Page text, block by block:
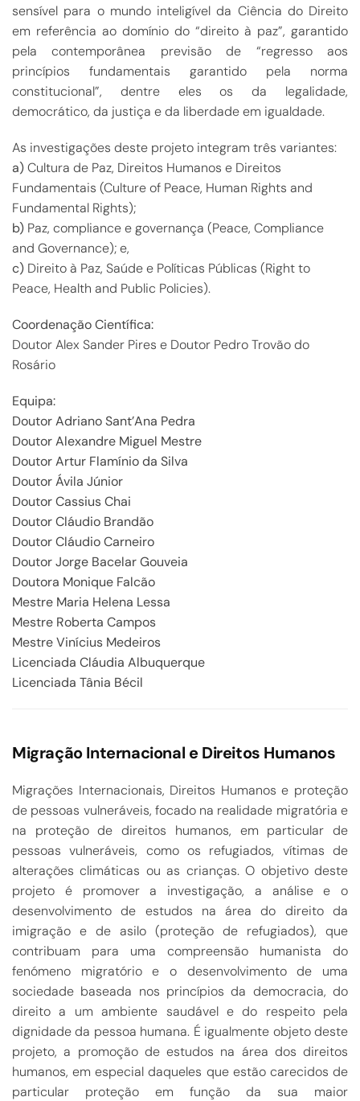
sensível para o mundo inteligível da Ciência do Direito
em referência ao domínio do “direito à paz”, garantido
pela contemporânea previsão de “regresso aos
princípios fundamentais garantido pela norma
constitucional”, dentre eles os da legalidade,
democrático, da justiça e da liberdade em igualdade.
As investigações deste projeto integram três variantes:
a)Cultura de Paz, Direitos Humanos e Direitos
Fundamentais (Culture of Peace, Human Rights and
Fundamental Rights);
b) Paz, compliance e governança (Peace, Compliance
and Governance); e,
c) Direito à Paz, Saúde e Políticas Públicas (Right to
Peace, Health and Public Policies).
Coordenação Científica:
Doutor Alex Sander Pires e Doutor Pedro Trovão do
Rosário
Equipa:
Doutor Adriano Sant’Ana Pedra
Doutor Alexandre Miguel Mestre
Doutor Artur Flamínio da Silva
Doutor Ávila Júnior
Doutor Cassius Chai
Doutor Cláudio Brandão
Doutor Cláudio Carneiro
Doutor Jorge Bacelar Gouveia
Doutora Monique Falcão
Mestre Maria Helena Lessa
Mestre Roberta Campos
Mestre Vinícius Medeiros
Licenciada Cláudia Albuquerque
Licenciada Tânia Bécil
Migração Internacional e Direitos Humanos
Migrações Internacionais, Direitos Humanos e proteção
de pessoas vulneráveis, focado na realidade migratória e
na proteção de direitos humanos, em particular de
pessoas vulneráveis, como os refugiados, vítimas de
alterações climáticas ou as crianças. O objetivo deste
projeto é promover a investigação, a análise e o
desenvolvimento de estudos na área do direito da
imigração e de asilo (proteção de refugiados), que
contribuam para uma compreensão humanista do
fenómeno migratório e o desenvolvimento de uma
sociedade baseada nos princípios da democracia, do
direito a um ambiente saudável e do respeito pela
dignidade da pessoa humana. É igualmente objeto deste
projeto, a promoção de estudos na área dos direitos
humanos, em especial daqueles que estão carecidos de
particular proteção em função da sua maior